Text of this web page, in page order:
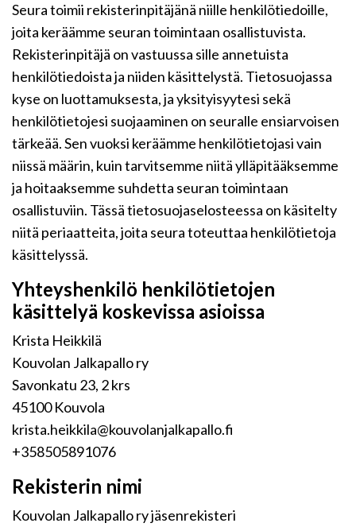
Seura toimii rekisterinpitäjänä niille henkilötiedoille,
joita keräämme seuran toimintaan osallistuvista.
Rekisterinpitäjä on vastuussa sille annetuista
henkilötiedoista ja niiden käsittelystä. Tietosuojassa
kyse on luottamuksesta, ja yksityisyytesi sekä
henkilötietojesi suojaaminen on seuralle ensiarvoisen
tärkeää. Sen vuoksi keräämme henkilötietojasi vain
niissä määrin, kuin tarvitsemme niitä ylläpitääksemme
ja hoitaaksemme suhdetta seuran toimintaan
osallistuviin. Tässä tietosuojaselosteessa on käsitelty
niitä periaatteita, joita seura toteuttaa henkilötietoja
käsittelyssä.
Yhteyshenkilö henkilötietojen
käsittelyä koskevissa asioissa
Krista Heikkilä
Kouvolan Jalkapallo ry
Savonkatu 23, 2 krs
45100 Kouvola
krista.heikkila@kouvolanjalkapallo.fi
+358505891076
Rekisterin nimi
Kouvolan Jalkapallo ry jäsenrekisteri